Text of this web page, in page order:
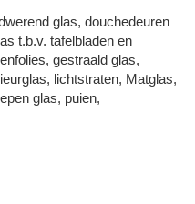
glas, douchedeuren
t.b.v. tafelbladen en
gestraald glas,
lichtstraten, Matglas,
glas, puien,